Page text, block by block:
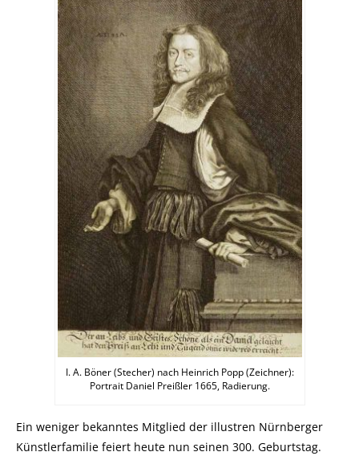
I. A. Böner (Stecher) nach Heinrich Popp (Zeichner):
Portrait Daniel Preißler 1665, Radierung.
Ein weniger bekanntes Mitglied der illustren Nürnberger
Künstlerfamilie feiert heute nun seinen 300. Geburtstag.